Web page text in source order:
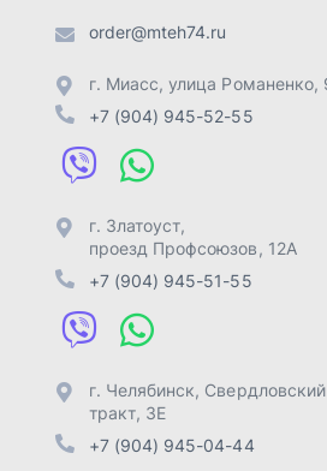
г. Челябинск,Свердловский
тракт, 3Е
Отправить заявку
Разработка -